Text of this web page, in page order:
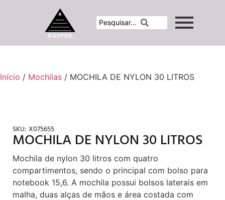
Início / Mochilas / MOCHILA DE NYLON 30 LITROS
SKU: X075655
MOCHILA DE NYLON 30 LITROS
Mochila de nylon 30 litros com quatro
compartimentos, sendo o principal com bolso para
notebook 15,6. A mochila possui bolsos laterais em
malha, duas alças de mãos e área costada com